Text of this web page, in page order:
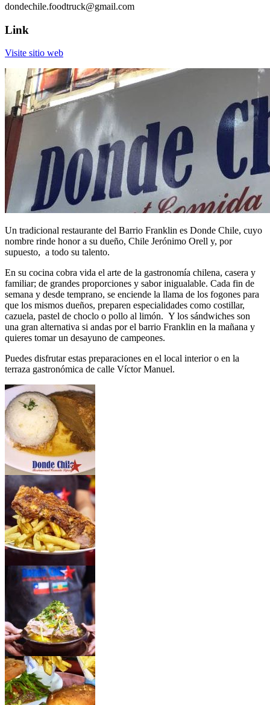
dondechile.foodtruck@gmail.com
Link
Visite sitio web
Un tradicional restaurante del Barrio Franklin es Donde Chile, cuyo
nombre rinde honor a su dueño, Chile Jerónimo Orell y, por
supuesto, a todo su talento.
En su cocina cobra vida el arte de la gastronomía chilena, casera y
familiar; de grandes proporciones y sabor inigualable. Cada fin de
semana y desde temprano, se enciende la llama de los fogones para
que los mismos dueños, preparen especialidades como costillar,
cazuela, pastel de choclo o pollo al limón. Y los sándwiches son
una gran alternativa si andas por el barrio Franklin en la mañana y
quieres tomar un desayuno de campeones.
Puedes disfrutar estas preparaciones en el local interior o en la
terraza gastronómica de calle Víctor Manuel.